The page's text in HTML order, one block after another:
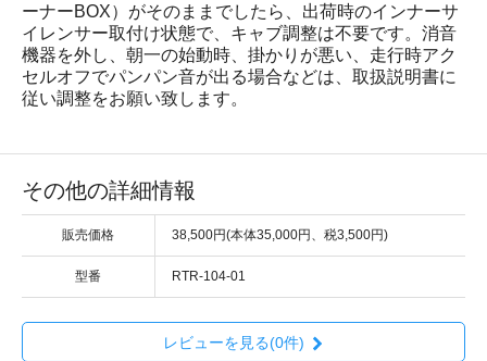
ーナーBOX）がそのままでしたら、出荷時のインナーサ
イレンサー取付け状態で、キャブ調整は不要です。消音
機器を外し、朝一の始動時、掛かりが悪い、走行時アク
セルオフでパンパン音が出る場合などは、取扱説明書に
従い調整をお願い致します。
その他の詳細情報
販売価格 38,500円(本体35,000円、税3,500円)
型番 RTR-104-01
レビューを見る(0件)